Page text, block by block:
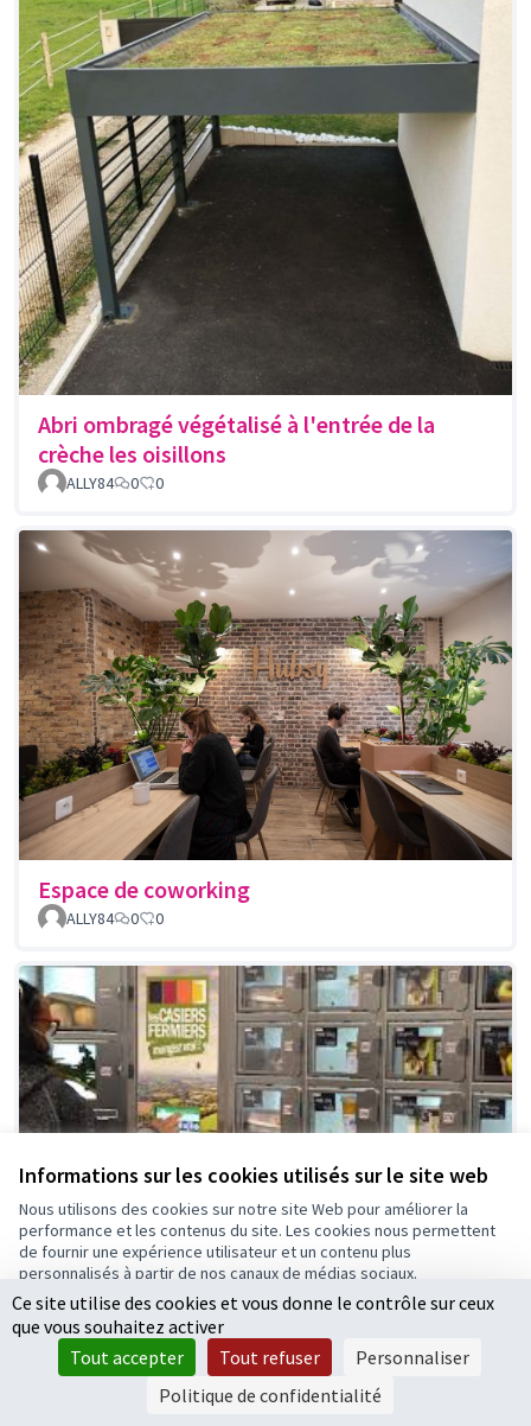
Informations sur les cookies utilisés sur le site web
Nous utilisons des cookies sur notre site Web pour améliorer la
performance et les contenus du site. Les cookies nous permettent
de fournir une expérience utilisateur et un contenu plus
personnalisés à partir de nos canaux de médias sociaux.
Tout accepter
Accepter seulement les cookies essentiels
Paramètres
Abri ombragé végétalisé à l'entrée de la
crèche les oisillons
ALLY84 0 0
Espace de coworking
ALLY84 0 0
Distributeurs à casiers automatiques de
produits locaux
ALLY84 3 0
Ce site utilise des cookies et vous donne le contrôle sur ceux
que vous souhaitez activer
Tout accepter
Tout refuser
Personnaliser
Politique de confidentialité